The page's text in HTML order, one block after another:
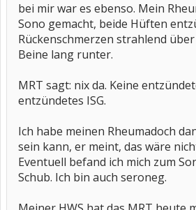
bei mir war es ebenso. Mein
Sono gemacht, beide Hüften
Rückenschmerzen strahlend
Beine lang runter.
MRT sagt: nix da. Keine
entzündetes ISG.
Ich habe meinen Rheumadoch
sein kann, er meint, das wäre
Eventuell befand ich mich zum
Schub. Ich bin auch seroneg.